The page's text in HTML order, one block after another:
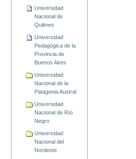
Universidad
Nacional de
Quilmes
Universidad
Pedagógica de la
Provincia de
Buenos Aires
Universidad
Nacional de la
Patagonia Austral
Universidad
Nacional de Río
Negro
Universidad
Nacional del
Nordeste